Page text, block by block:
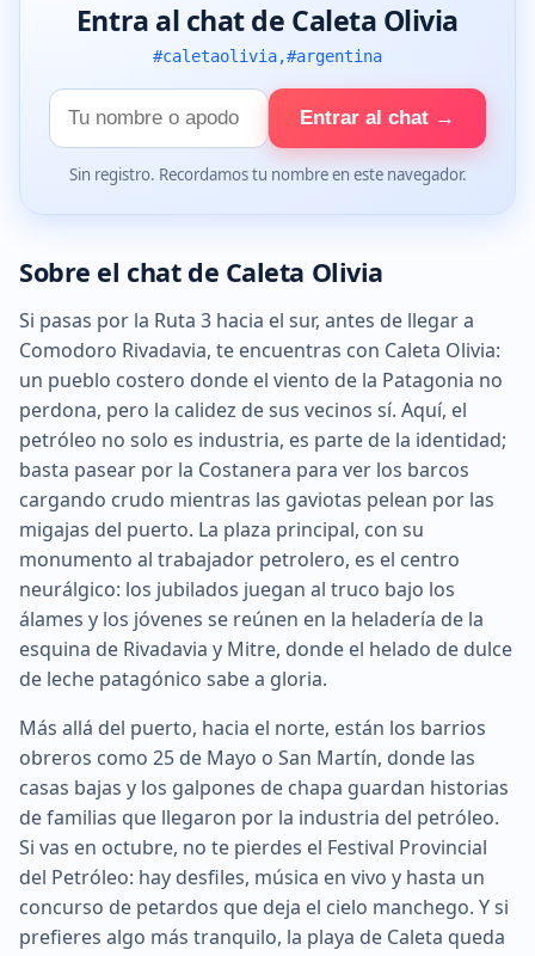
Entra al chat de Caleta Olivia
#caletaolivia,#argentina
Tu
nombre
Entrar al chat →
Sin registro. Recordamos tu nombre en este navegador.
Sobre el chat de Caleta Olivia
Si pasas por la Ruta 3 hacia el sur, antes de llegar a
Comodoro Rivadavia, te encuentras con Caleta Olivia:
un pueblo costero donde el viento de la Patagonia no
perdona, pero la calidez de sus vecinos sí. Aquí, el
petróleo no solo es industria, es parte de la identidad;
basta pasear por la Costanera para ver los barcos
cargando crudo mientras las gaviotas pelean por las
migajas del puerto. La plaza principal, con su
monumento al trabajador petrolero, es el centro
neurálgico: los jubilados juegan al truco bajo los
álames y los jóvenes se reúnen en la heladería de la
esquina de Rivadavia y Mitre, donde el helado de dulce
de leche patagónico sabe a gloria.
Más allá del puerto, hacia el norte, están los barrios
obreros como 25 de Mayo o San Martín, donde las
casas bajas y los galpones de chapa guardan historias
de familias que llegaron por la industria del petróleo.
Si vas en octubre, no te pierdes el Festival Provincial
del Petróleo: hay desfiles, música en vivo y hasta un
concurso de petardos que deja el cielo manchego. Y si
prefieres algo más tranquilo, la playa de Caleta queda